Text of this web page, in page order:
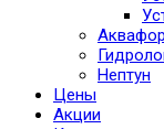
Нептун
Цены
Акции